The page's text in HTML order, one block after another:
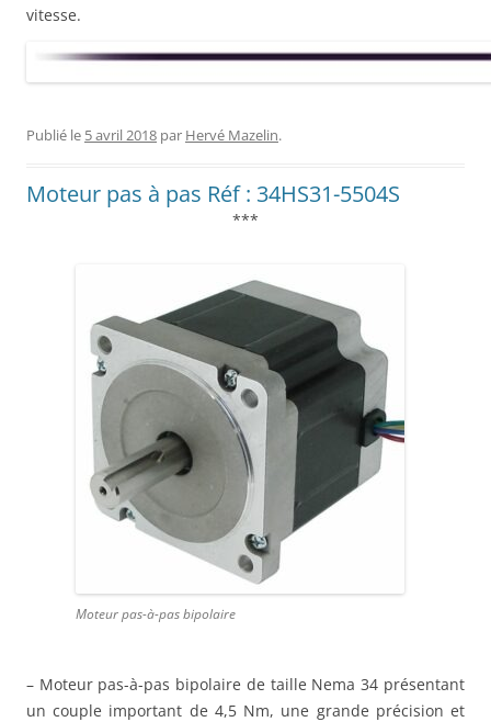
vitesse.
Publié le 5 avril 2018 par Hervé Mazelin.
Moteur pas à pas Réf : 34HS31-5504S
***
Moteur pas-à-pas bipolaire
– Moteur pas-à-pas bipolaire de taille Nema 34 présentant
un couple important de 4,5 Nm, une grande précision et